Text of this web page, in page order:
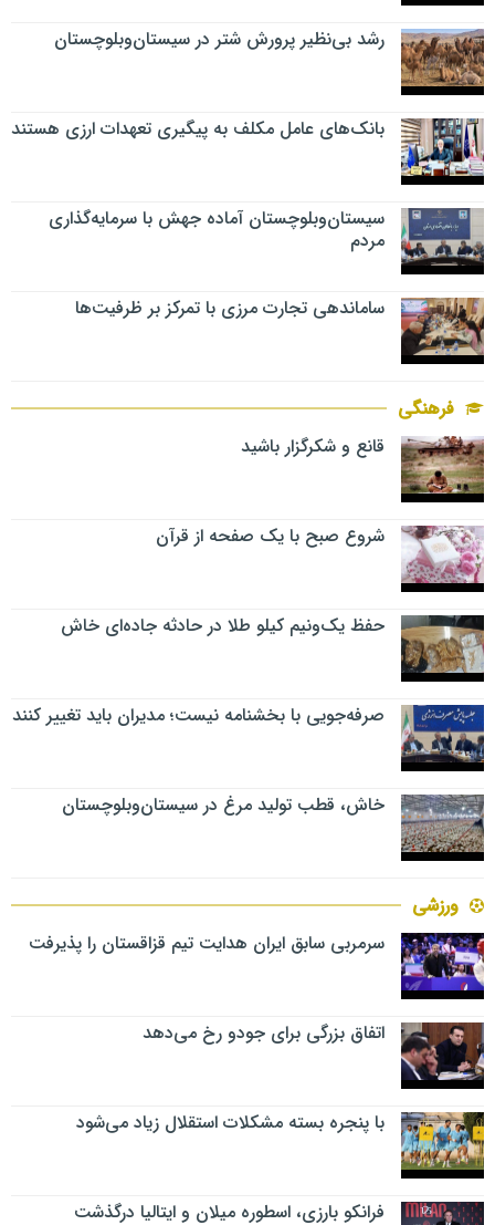
رشد بی‌نظیر پرورش شتر در سیستان‌وبلوچستان
بانک‌های عامل مکلف به پیگیری تعهدات ارزی هستند
سیستان‌وبلوچستان آماده جهش با سرمایه‌گذاری
مردم
ساماندهی تجارت مرزی با تمرکز بر ظرفیت‌ها
فرهنگی
قانع و شکرگزار باشید
شروع صبح با یک صفحه از قرآن
حفظ یک‌ونیم کیلو طلا در حادثه جاده‌ای خاش
صرفه‌جویی با بخشنامه نیست؛ مدیران باید تغییر کنند
خاش، قطب تولید مرغ در سیستان‌وبلوچستان
ورزشی
سرمربی سابق ایران هدایت تیم قزاقستان را پذیرفت
اتفاق بزرگی برای جودو رخ می‌دهد
با پنجره بسته مشکلات استقلال زیاد می‌شود
فرانکو بارزی، اسطوره میلان و ایتالیا درگذشت